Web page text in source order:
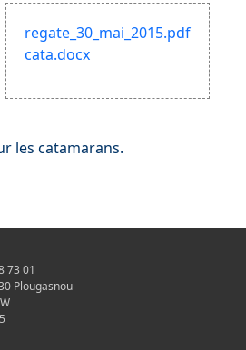
regate_30_mai_2015.pdf
cata.docx
les catamarans.
73 01
Plougasnou